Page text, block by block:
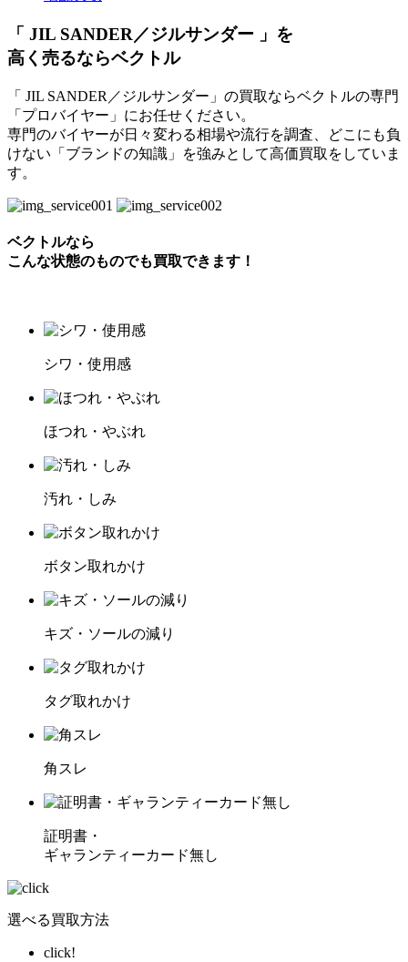
「 JIL SANDER／ジルサンダー 」を
高く売るならベクトル
「 JIL SANDER／ジルサンダー」の買取ならベクトルの専門
「プロバイヤー」にお任せください。
専門のバイヤーが日々変わる相場や流行を調査、どこにも負
けない「ブランドの知識」を強みとして高価買取をしていま
す。
ベクトルなら
こんな状態のものでも買取できます！
シワ・使用感
ほつれ・やぶれ
汚れ・しみ
ボタン取れかけ
キズ・ソールの減り
タグ取れかけ
角スレ
証明書・
ギャランティーカード無し
選べる買取方法
click!